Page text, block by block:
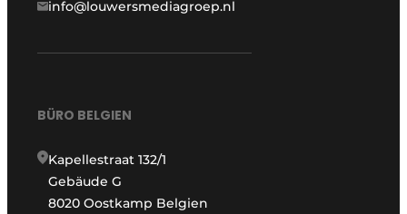
info@louwersmediagroep.nl
BÜRO BELGIEN
Kapellestraat 132/1
Gebäude G
8020 Oostkamp Belgien